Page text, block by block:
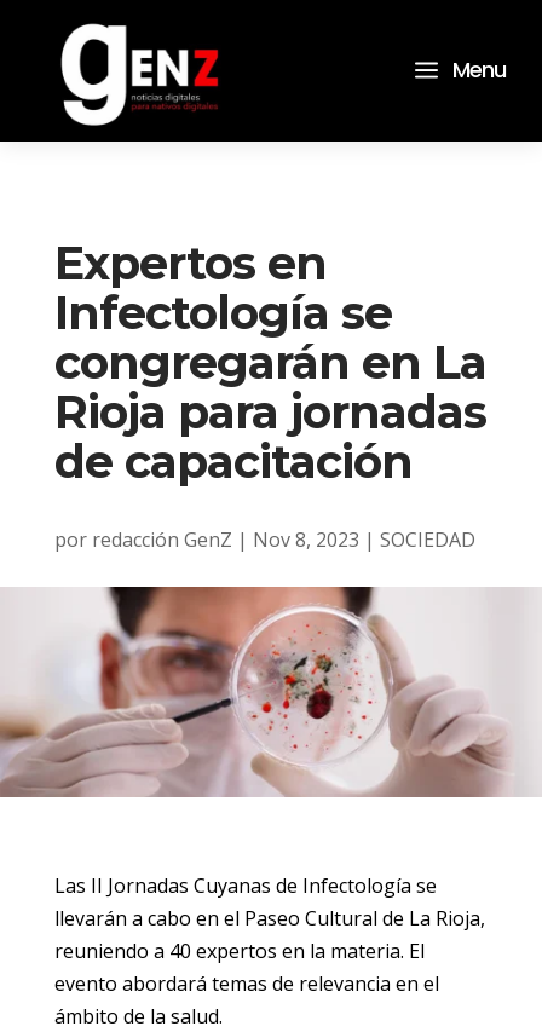
a Menu
Expertos en
Infectología se
congregarán en La
Rioja para jornadas
de capacitación
por redacción GenZ | Nov 8, 2023 | SOCIEDAD
Las II Jornadas Cuyanas de Infectología se
llevarán a cabo en el Paseo Cultural de La Rioja,
reuniendo a 40 expertos en la materia. El
evento abordará temas de relevancia en el
ámbito de la salud.